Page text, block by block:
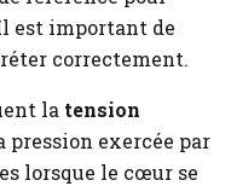
est important de
correctement.
la tension
pression exercée par
lorsque le cœur se